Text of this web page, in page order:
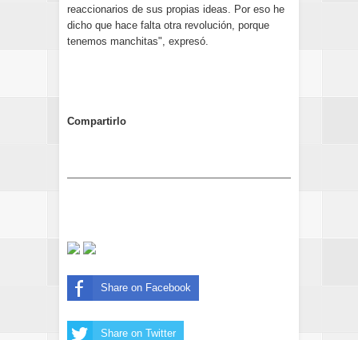
reaccionarios de sus propias ideas. Por eso he
dicho que hace falta otra revolución, porque
tenemos manchitas", expresó.
Compartirlo
Share on Facebook
Share on Twitter